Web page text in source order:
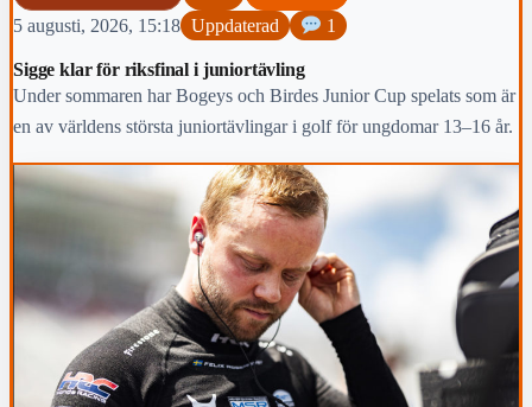
5 augusti, 2026, 15:18 Uppdaterad 1
Sigge klar för riksfinal i juniortävling
Under sommaren har Bogeys och Birdes Junior Cup spelats som är
en av världens största juniortävlingar i golf för ungdomar 13–16 år.